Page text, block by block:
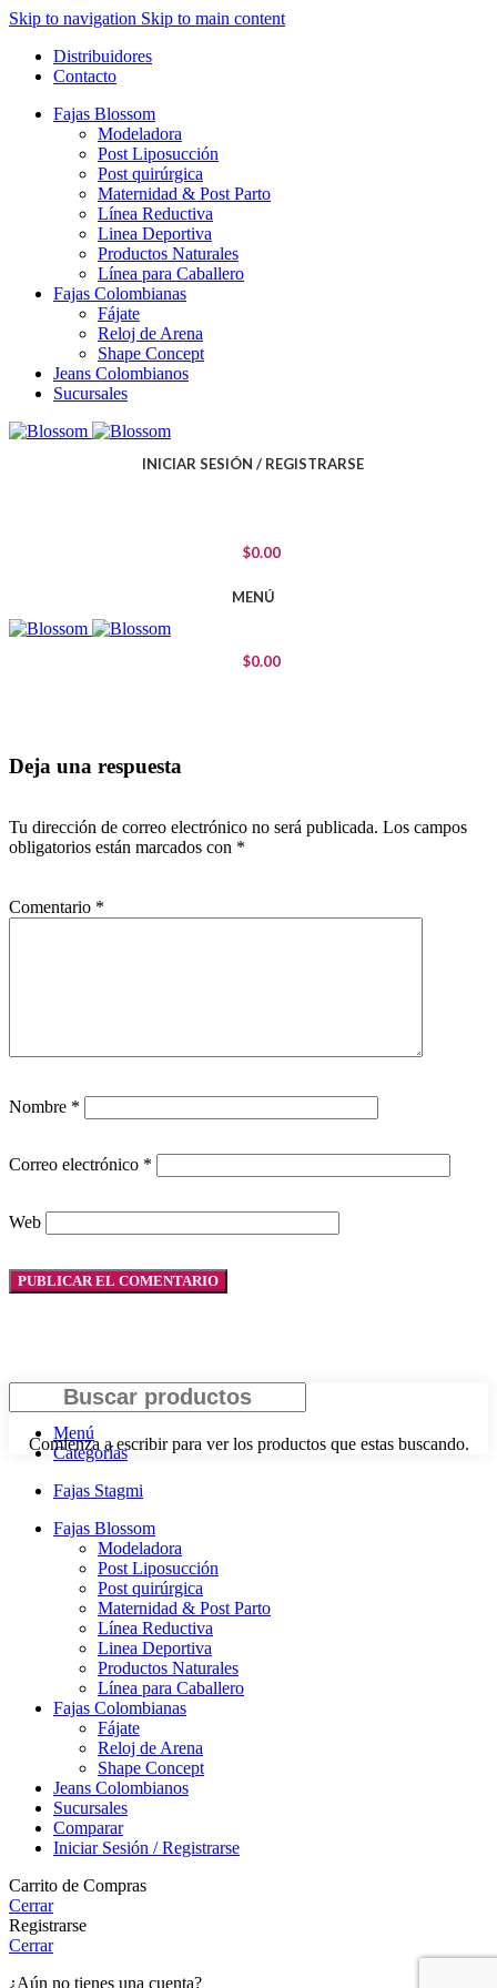
Skip to navigation Skip to main content
Distribuidores
Contacto
Fajas Blossom
Modeladora
Post Liposucción
Post quirúrgica
Maternidad & Post Parto
Línea Reductiva
Linea Deportiva
Productos Naturales
Línea para Caballero
Fajas Colombianas
Fájate
Reloj de Arena
Shape Concept
Jeans Colombianos
Sucursales
INICIAR SESIÓN / REGISTRARSE
$0.00
MENÚ
$0.00
Deja una respuesta
Tu dirección de correo electrónico no será publicada. Los campos
obligatorios están marcados con *
Comentario *
Nombre *
Correo electrónico *
Web
Comienza a escribir para ver los productos que estas buscando.
Buscar
Menú
Categorías
Fajas Stagmi
Fajas Blossom
Modeladora
Post Liposucción
Post quirúrgica
Maternidad & Post Parto
Línea Reductiva
Linea Deportiva
Productos Naturales
Línea para Caballero
Fajas Colombianas
Fájate
Reloj de Arena
Shape Concept
Jeans Colombianos
Sucursales
Comparar
Iniciar Sesión / Registrarse
Carrito de Compras
Cerrar
Registrarse
Cerrar
¿Aún no tienes una cuenta?